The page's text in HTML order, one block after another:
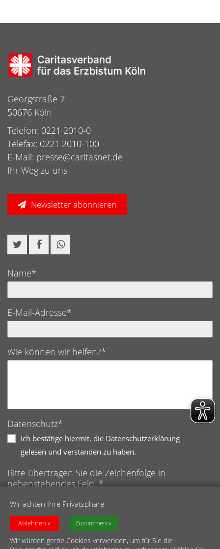
Wir achten Ihre Privatsphäre
Ablehnen Zustimmen
Wir würden gerne Cookies verwenden, um für Sie die
Georgstraße 7
50676 Köln
Telefon: 0221 2010-0
Telefax: 0221 2010-100
E-Mail: presse@caritasnet.de
Ihr Weg zu uns
Newsletter abonnieren
Name*
E-Mail-Adresse*
Wie können wir helfen?*
Datenschutz*
Ich bestätige hiermit, die Datenschutzerklärung
gelesen und verstanden zu haben.
Bitte übertragen Sie die Zeichenfolge in
nebenstehendes Feld. *
Anti-Roboter-Verifizierung
Hier klicken